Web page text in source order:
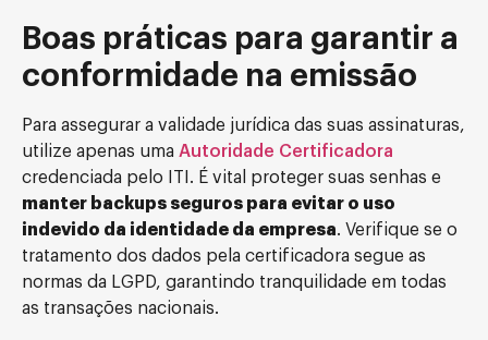
Boas práticas para garantir a
conformidade na emissão
Para assegurar a validade jurídica das suas assinaturas,
utilize apenas uma Autoridade Certificadora
credenciada pelo ITI. É vital proteger suas senhas e
manter backups seguros para evitar o uso
indevido da identidade da empresa. Verifique se o
tratamento dos dados pela certificadora segue as
normas da LGPD, garantindo tranquilidade em todas
as transações nacionais.